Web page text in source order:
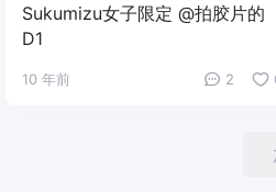
Sukumizu女子限定 @拍胶片的
D1
10 年前 2